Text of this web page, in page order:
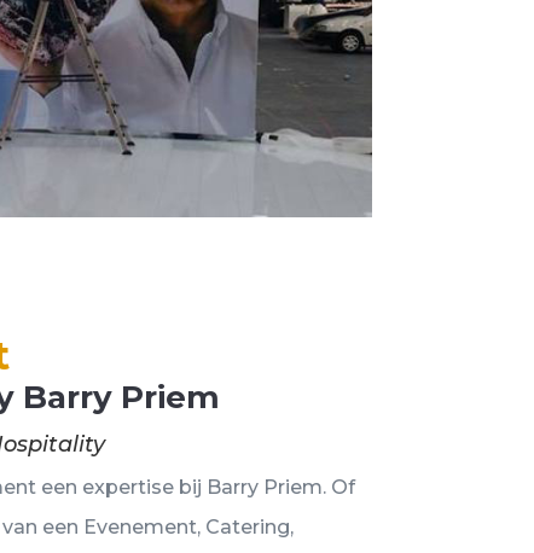
Barry Priem
een expertise bij Barry Priem. Of
een Evenement, Catering,